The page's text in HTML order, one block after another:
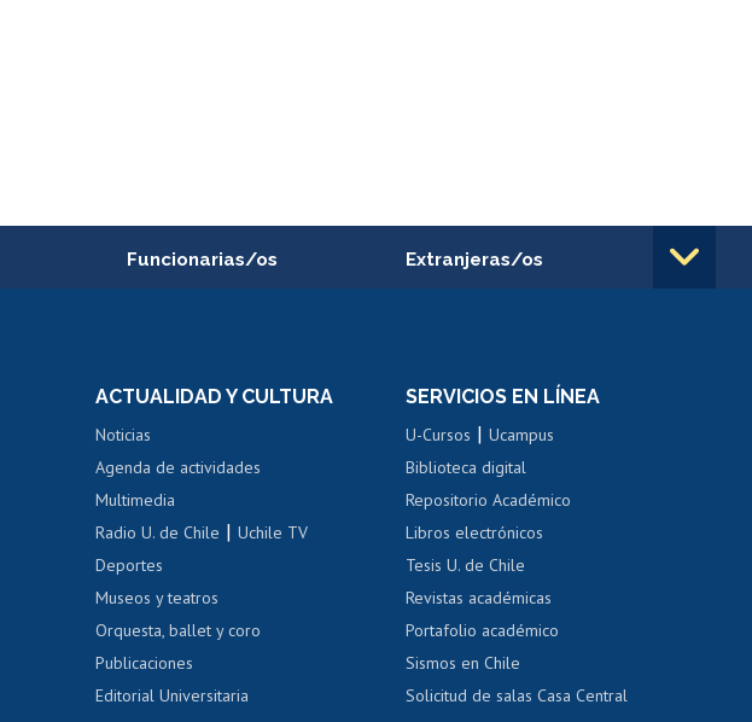
Funcionarias/os
Portal de movilidad interna
Certificado de renta
Certificado de renta
Extranjeras/os
Cursos de español
Acoso laboral, sexual y violencia Denuncias administrativas
ACTUALIDAD Y CULTURA
Noticias
Agenda de actividades
Multimedia
Radio U. de Chile |Uchile TV
Deportes
Museos y teatros
Orquesta, ballet y coro
Publicaciones
Editorial Universitaria
SERVICIOS EN LÍNEA
U-Cursos |Ucampus
Biblioteca digital
Repositorio Académico
Libros electrónicos
Tesis U. de Chile
Revistas académicas
Portafolio académico
Sismos en Chile
Solicitud de salas Casa Central